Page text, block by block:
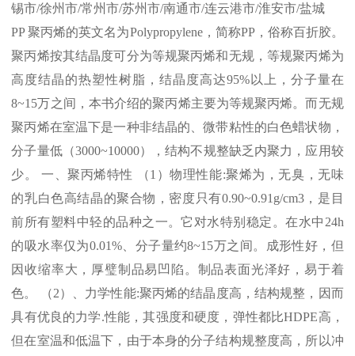
锡市/徐州市/常州市/苏州市/南通市/连云港市/淮安市/盐城
PP聚丙烯的英文名为Polypropylene，简称PP，俗称百折胶。
聚丙烯按其结晶度可分为等规聚丙烯和无规，等规聚丙烯为
高度结晶的热塑性树脂，结晶度高达95%以上，分子量在
8~15万之间，本书介绍的聚丙烯主要为等规聚丙烯。而无规
聚丙烯在室温下是一种非结晶的、微带粘性的白色蜡状物，
分子量低（3000~10000），结构不规整缺乏内聚力，应用较
少。 一、聚丙烯特性 （1 ）物理性能:聚烯为，无臭，无味
的乳白色高结晶的聚合物，密度只有0.90~0.91g/cm3，是目
前所有塑料中轻的品种之一。它对水特别稳定。在水中 24h
的吸水率仅为0.01%、分子量约8~15万之间。成形性好，但
因收缩率大，厚璧制品易凹陷。制品表面光泽好，易于着
色。 （2）、力学性能:聚丙烯的结晶度高，结构规整，因而
具有优良的力学.性能，其强度和硬度，弹性都比HDPE高，
但在室温和低温下，由于本身的分子结构规整度高，所以冲